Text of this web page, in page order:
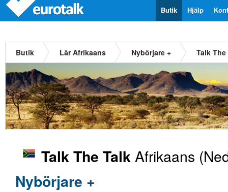
Hjälp
Butik
Butik Lär Afrikaans Nybörjare + Talk
Talk The Talk Afrikaans
Nybörjare +